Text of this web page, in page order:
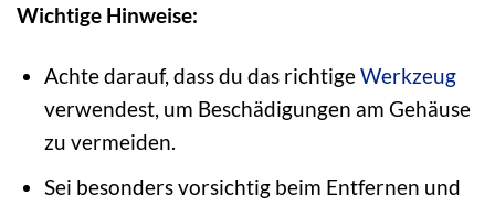
Wichtige Hinweise:
Achte darauf, dass du das richtigeWerkzeug
verwendest, um Beschädigungen am Gehäuse
zu vermeiden.
Sei besonders vorsichtig beim Entfernen und